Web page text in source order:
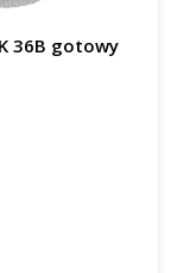
36B gotowy